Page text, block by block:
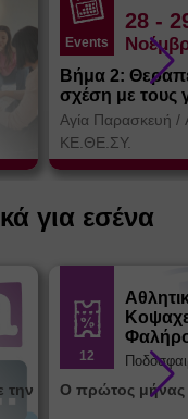
Events
28 -
Βήμα 2:
σχέση με τους
Αγία Παρασκευή /
ΚΕ.ΘΕ.ΣΥ.
για εσένα
την
12
Ο πρώτος